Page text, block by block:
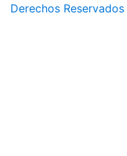
Derechos